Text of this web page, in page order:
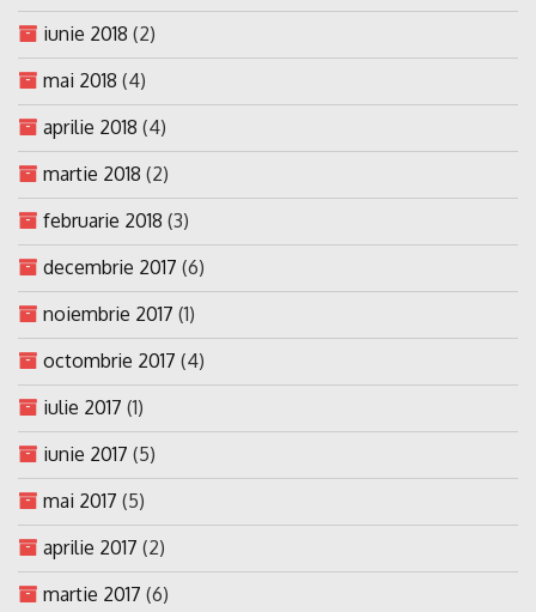
iunie 2018 (2)
mai 2018 (4)
aprilie 2018 (4)
martie 2018 (2)
februarie 2018 (3)
decembrie 2017 (6)
noiembrie 2017 (1)
octombrie 2017 (4)
iulie 2017 (1)
iunie 2017 (5)
mai 2017 (5)
aprilie 2017 (2)
martie 2017 (6)